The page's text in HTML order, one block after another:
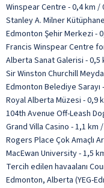
Winspear Centre - 0,4 km /
Stanley A. Milner
Edmonton Şehir Merkezi -
Francis Winspear Centre
Alberta Sanat Galerisi - 0,5
Sir Winston Churchill
Edmonton Belediye Sarayı
Royal Alberta Müzesi - 0,9
104th Avenue Off-Leash
Grand Villa Casino - 1,1 km
Rogers Place Çok Amaçlı
MacEwan University - 1,5
Tercih edilen havaalanı
Edmonton, Alberta (YEG-